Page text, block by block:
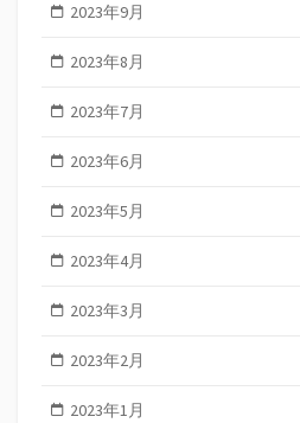
2023年9月
2023年8月
2023年7月
2023年6月
2023年5月
2023年4月
2023年3月
2023年2月
2023年1月